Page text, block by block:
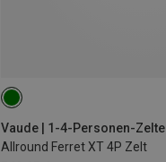
Vaude | 1-4-Personen-Zelte
Allround Ferret XT 4P Zelt